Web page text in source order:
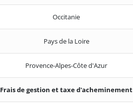
Occitanie
Pays de la Loire
Provence-Alpes-Côte d'Azur
Frais de gestion et taxe d'acheminement